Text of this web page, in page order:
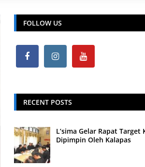
FOLLOW US
RECENT POSTS
L’sima Gelar Rapat Target
Dipimpin Oleh Kalapas